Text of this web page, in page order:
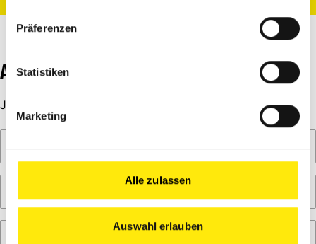
Präferenzen
Statistiken
Marketing
Alle zulassen
Auswahl erlauben
ANFRAGE
Jetzt unverbindliches Erstgespräch anfragen